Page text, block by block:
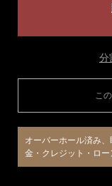
分
こ
オーバーホール済み
金・クレジット・ロ